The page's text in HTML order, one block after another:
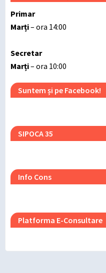
Primar
Marți– ora 14:00
Secretar
Marți– ora 10:00
Suntem și pe Facebook!
SIPOCA 35
Info Cons
Platforma E-Consultare